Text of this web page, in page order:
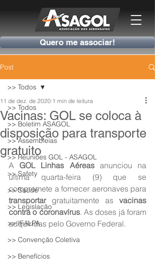
Quero me associar!
Post
>> Todos
>> Boletim ASAGOL
>> Assembleias
>> Reuniões GOL - ASAGOL
>> Safety
>> Saúde
>> Legislação
>> IFALPA
>> Convenção Coletiva
>> Benefícios
>> Todos
Vacinas: GOL se coloca à
disposição para transporte
gratuito
11 de dez. de 2020 1 min de leitura
A GOL Linhas Aéreas anunciou na
última quarta-feira (9) que se
transportar gratuitamente as vacinas
contra o coronavírus. As doses já foram
adquiridas pelo Governo Federal.